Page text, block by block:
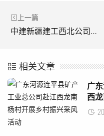
上一篇
中建新疆建工西北公司各项目冲刺“6·30”，燃在当“夏”！
相关文章
广
西